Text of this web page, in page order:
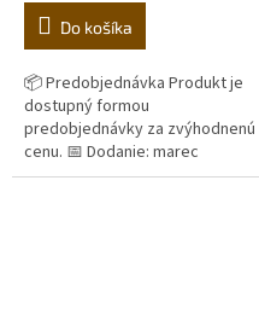
Do košíka
📦 Predobjednávka Produkt je
dostupný formou
predobjednávky za zvýhodnenú
cenu. 📅 Dodanie: marec
Originálny terakotový kvetináč z